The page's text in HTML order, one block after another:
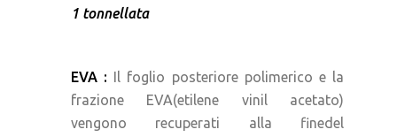
1 tonnellata
EVA : Il foglio posteriore polimerico e la
frazione EVA(etilene vinil acetato)
vengono recuperati alla finedel